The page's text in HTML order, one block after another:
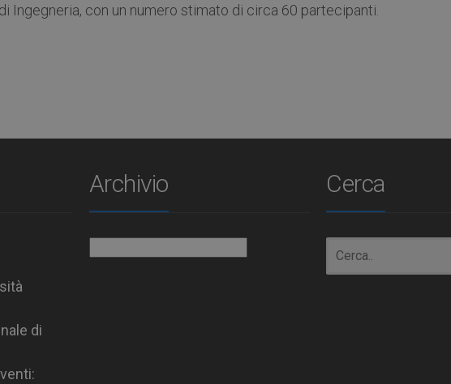
Ingegneria, con un numero stimato di circa 60 partecipanti.
di
Archivio Cerca